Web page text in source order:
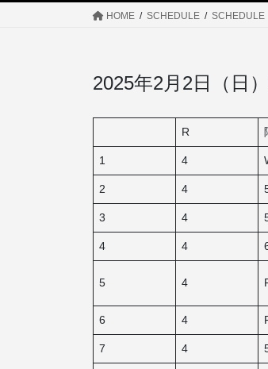
HOME SCHEDULE
2025年2月2日（日
R
1 4
2 4
3 4
4 4
5 4
6 4
7 4